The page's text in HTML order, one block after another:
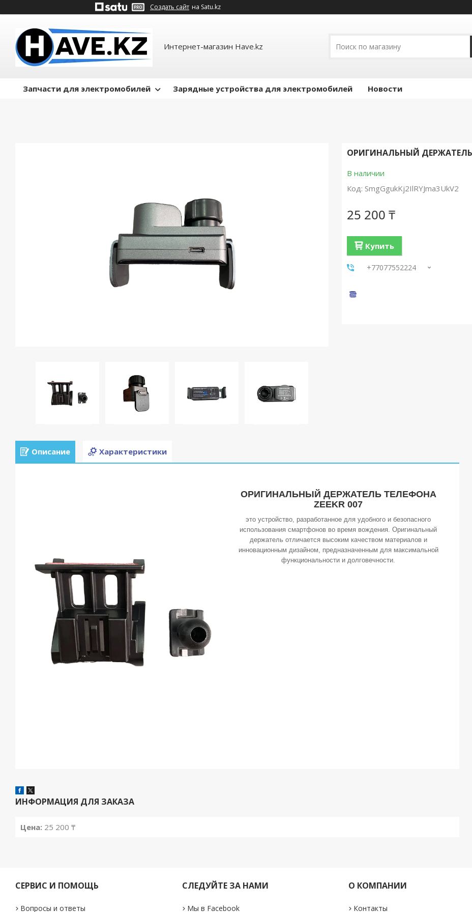
Создать сайт на Satu.kz
Интернет-магазин Have.kz
Запчасти для электромобилей Зарядные устройства для электромобилей Новости
ОРИГИНАЛЬНЫЙ ДЕРЖАТЕЛЬ
В наличии
Код: SmgGgukKj2IlRYJma3UkV2
25 200 ₸
Купить
+77077552224
Описание Характеристики
ОРИГИНАЛЬНЫЙ ДЕРЖАТЕЛЬ ТЕЛЕФОНА
ZEEKR 007
это устройство, разработанное для удобного и безопасного
использования смартфонов во время вождения. Оригинальный
держатель отличается высоким качеством материалов и
инновационным дизайном, предназначенным для максимальной
функциональности и долговечности.
ИНФОРМАЦИЯ ДЛЯ ЗАКАЗА
Цена: 25 200 ₸
СЕРВИС И ПОМОЩЬ
Вопросы и ответы
СЛЕДУЙТЕ ЗА НАМИ
Мы в Facebook
О КОМПАНИИ
Контакты